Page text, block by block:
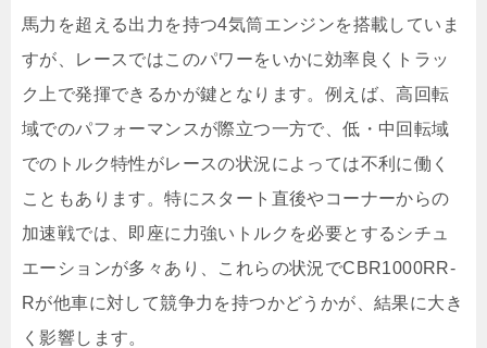
馬力を超える出力を持つ4気筒エンジンを搭載していま
すが、レースではこのパワーをいかに効率良くトラッ
ク上で発揮できるかが鍵となります。例えば、高回転
域でのパフォーマンスが際立つ一方で、低・中回転域
でのトルク特性がレースの状況によっては不利に働く
こともあります。特にスタート直後やコーナーからの
加速戦では、即座に力強いトルクを必要とするシチュ
エーションが多々あり、これらの状況でCBR1000RR-
Rが他車に対して競争力を持つかどうかが、結果に大き
く影響します。